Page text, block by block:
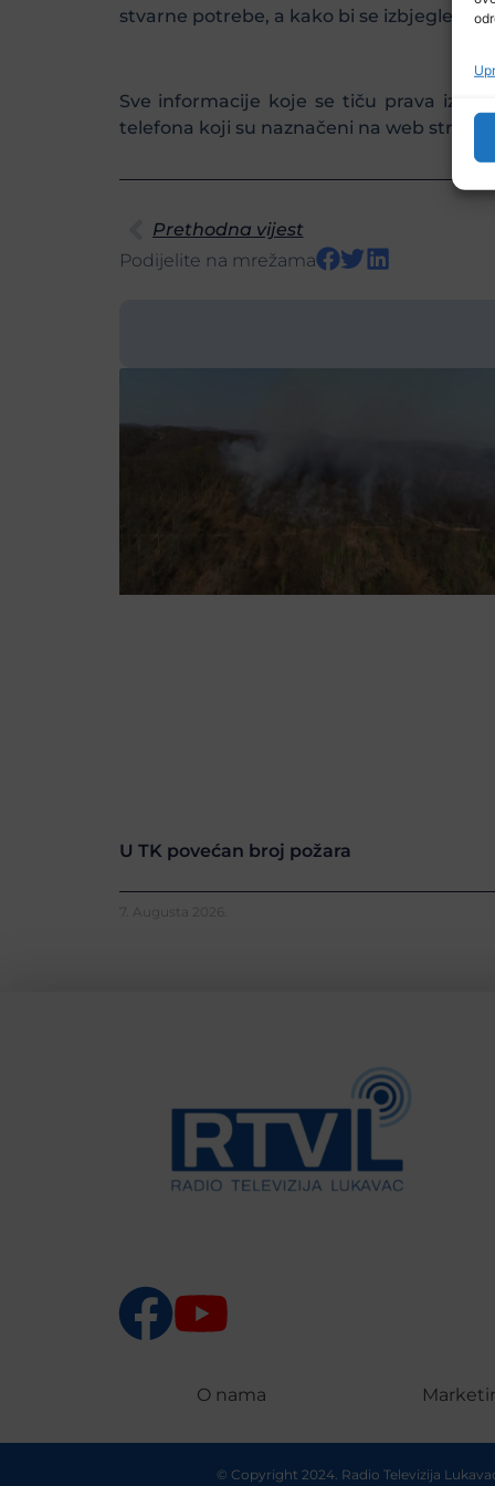
stvarne potrebe, a kako bi se izbjegle
Sve informacije koje se tiču prava iz
telefona koji su naznačeni na web stranici
Prethodna vijest
Podijelite na mrežama
U TK povećan broj požara
7. Augusta 2026.
O nama
© Copyright 2024. Radio Televizija